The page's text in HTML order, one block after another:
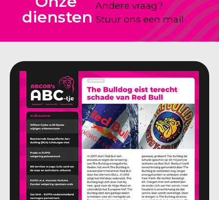
diensten
Andere vraag?
Stuur ons een mail